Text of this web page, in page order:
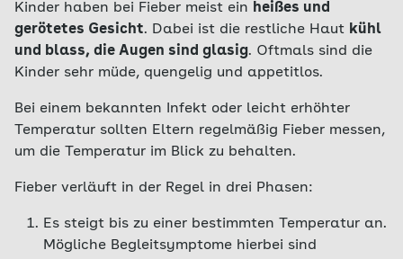
Kinder haben bei Fieber meist ein heißes und
gerötetes Gesicht. Dabei ist die restliche Haut kühl
und blass, die Augen sind glasig. Oftmals sind die
Kinder sehr müde, quengelig und appetitlos.
Bei einem bekannten Infekt oder leicht erhöhter
Temperatur sollten Eltern regelmäßig Fieber messen,
um die Temperatur im Blick zu behalten.
Fieber verläuft in der Regel in drei Phasen:
Es steigt bis zu einer bestimmten Temperatur an.
Mögliche Begleitsymptome hierbei sind